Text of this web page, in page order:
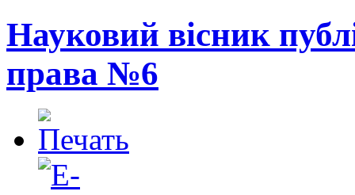
Науковий вісник
права №6